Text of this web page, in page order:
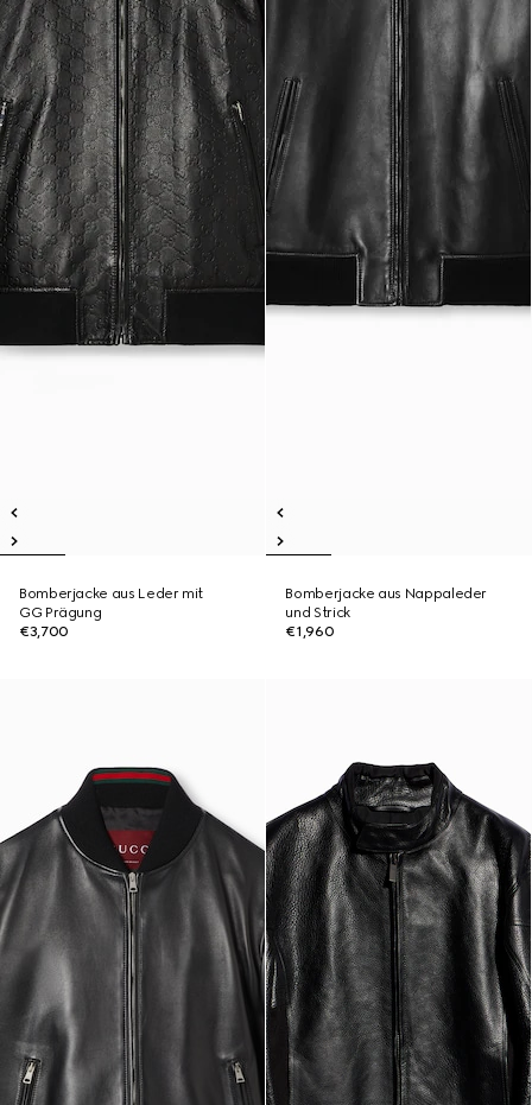
Bomberjacke aus Leder mit
GG Prägung
€3,700
Bomberjacke aus Nappaleder
und Strick
€1,960